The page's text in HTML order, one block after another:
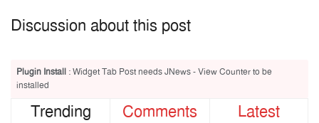
Discussion about this post
Plugin Install : Widget Tab Post needs JNews - View Counter to be
installed
Trending Comments Latest